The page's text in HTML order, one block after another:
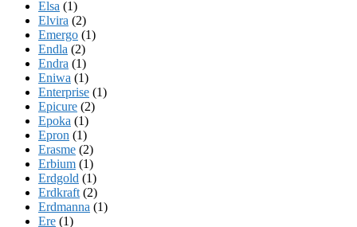
Elsa (1)
Elvira (2)
Emergo (1)
Endla (2)
Endra (1)
Eniwa (1)
Enterprise (1)
Epicure (2)
Epoka (1)
Epron (1)
Erasme (2)
Erbium (1)
Erdgold (1)
Erdkraft (2)
Erdmanna (1)
Ere (1)